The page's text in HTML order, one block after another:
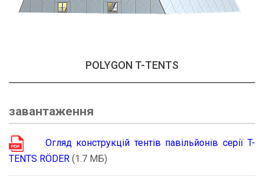
POLYGON T-TENTS
завантаження
Огляд конструкційтентів павільйонів серії T-
TENTS RÖDER (1.7 MБ)